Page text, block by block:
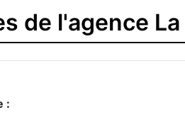
de l'agence
: